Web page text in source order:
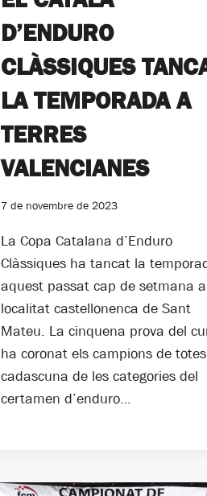
D’ENDURO
CLÀSSIQUES
LA TEMPORADA A
TERRES
VALENCIANES
7 de novembre de 2023
La Copa Catalana d’Enduro
Clàssiques ha tancat la
aquest passat cap de setmana
localitat castellonenca de Sant
Mateu. La cinquena prova del
ha coronat els campions de
cadascuna de les categories del
certamen d’enduro…